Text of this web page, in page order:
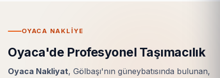
OYACA NAKLIYE
Oyaca'de Profesyonel Taşımacılık
Oyaca Nakliyat, Gölbaşı'nın güneybatısında bulunan,